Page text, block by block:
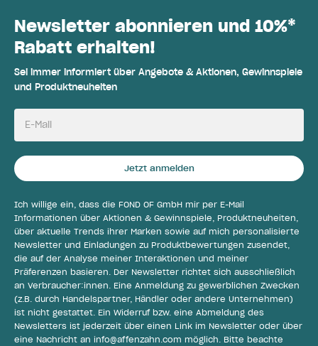
Newsletter abonnieren und 10%*
Rabatt erhalten!
Sei immer informiert über Angebote & Aktionen, Gewinnspiele
und Produktneuheiten
E-Mail
Jetzt anmelden
Ich willige ein, dass die FOND OF GmbH mir per E-Mail
Informationen über Aktionen & Gewinnspiele, Produktneuheiten,
über aktuelle Trends ihrer Marken sowie auf mich personalisierte
Newsletter und Einladungen zu Produktbewertungen zusendet,
die auf der Analyse meiner Interaktionen und meiner
Präferenzen basieren. Der Newsletter richtet sich ausschließlich
an Verbraucher:innen. Eine Anmeldung zu gewerblichen Zwecken
(z.B. durch Handelspartner, Händler oder andere Unternehmen)
ist nicht gestattet. Ein Widerruf bzw. eine Abmeldung des
Newsletters ist jederzeit über einen Link im Newsletter oder über
eine Nachricht an info@affenzahn.com möglich. Bitte beachte